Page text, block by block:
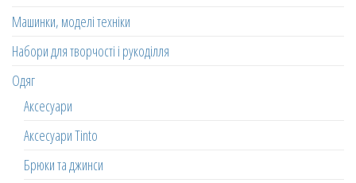
Машинки, моделі техніки
Набори для творчості і рукоділля
Одяг
Аксесуари
Аксесуари Tinto
Брюки та джинси